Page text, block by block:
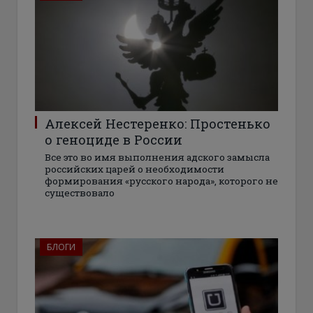
Алексей Нестеренко: Простенько
о геноциде в России
Все это во имя выполнения адского замысла
российских царей о необходимости
формирования «русского народа», которого не
существовало
БЛОГИ